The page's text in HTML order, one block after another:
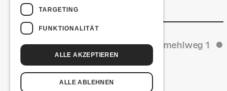
Pittaria
Kulturfabrik Kofmehl Kofmehlweg 1
TARGETING
FUNKTIONALITÄT
ALLE AKZEPTIEREN
ALLE ABLEHNEN